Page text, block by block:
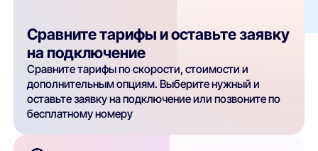
Сравните тарифы и оставьте заявку
на подключение
Сравните тарифы по скорости, стоимости и
дополнительным опциям. Выберите нужный и
оставьте заявку на подключение или позвоните по
бесплатному номеру